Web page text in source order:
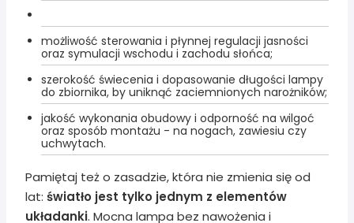
możliwość sterowania i płynnej regulacji jasności
oraz symulacji wschodu i zachodu słońca;
szerokość świecenia i dopasowanie długości lampy
do zbiornika, by uniknąć zaciemnionych narożników;
jakość wykonania obudowy i odporność na wilgoć
oraz sposób montażu - na nogach, zawiesiu czy
uchwytach.
Pamiętaj też o zasadzie, która nie zmienia się od
lat: światło jest tylko jednym z elementów
układanki. Mocna lampa bez nawożenia i